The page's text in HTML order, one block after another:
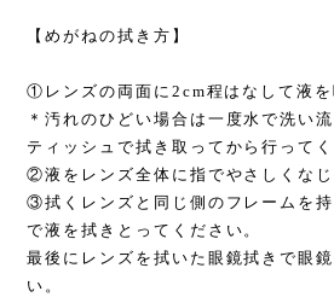
【めがねの拭き方】
①レンズの両面に2cm程はなして液を
＊汚れのひどい場合は一度水で洗い
ティッシュで拭き取ってから行ってく
②液をレンズ全体に指でやさしくなじ
③拭くレンズと同じ側のフレームを
で液を拭きとってください。
最後にレンズを拭いた眼鏡拭きで眼
い。